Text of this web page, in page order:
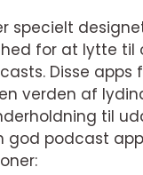
specielt
for at lytte til
Disse apps
verden af
til
god podcast